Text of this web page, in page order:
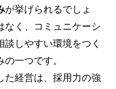
が挙げられるでしょ
なく、コミュニケーシ
談しやすい環境をつく
一つです。
た経営は、採用力の強